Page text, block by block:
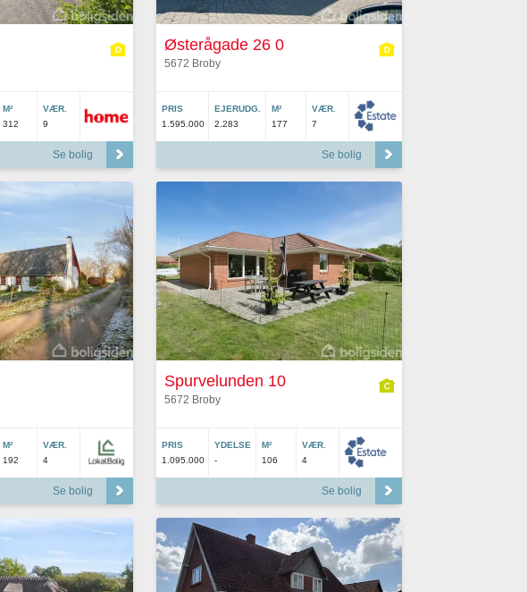
M²
312
VÆR.
9
Se bolig
Østerågade 26 0
5672 Broby
PRIS
1.595.000
EJERUDG.
2.283
M²
177
VÆR.
7
Se bolig
M²
192
VÆR.
4
Se bolig
Spurvelunden 10
5672 Broby
PRIS
1.095.000
YDELSE
-
M²
106
VÆR.
4
Se bolig